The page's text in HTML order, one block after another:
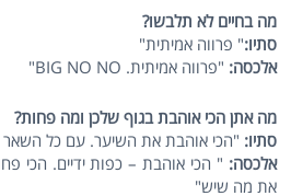
מה בחיים לא תלבשו?
סתיו:" פרווה אמיתית"
אלכסה: "פרווה אמיתית. BIG NO NO"
מה אתן הכי אוהבת בגוף שלכן ומה פחות?
סתיו: "הכי אוהבת את השיער. עם כל השאר
אלכסה: " הכי אוהבת – כפות ידיים.
את מה שיש"